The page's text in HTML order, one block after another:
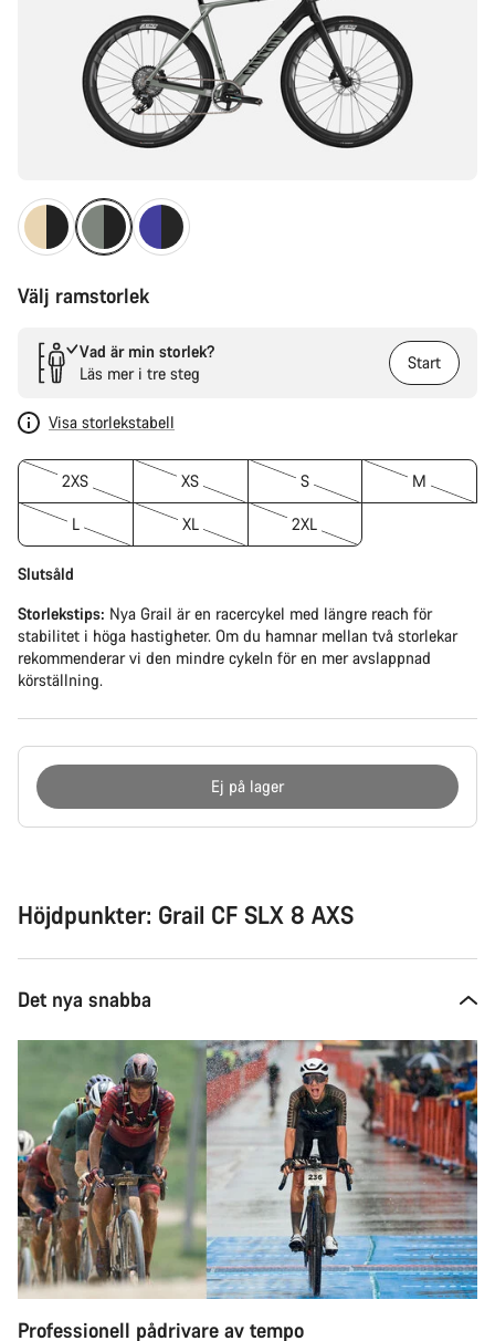
Välj ramstorlek
Vad är min storlek?
Läs mer i tre steg
Start
Visa storlekstabell
2XS XS S M
L XL 2XL
Slutsåld
Storlekstips: Nya Grail är en racercykel med längre reach för
stabilitet i höga hastigheter. Om du hamnar mellan två storlekar
rekommenderar vi den mindre cykeln för en mer avslappnad
körställning.
Ej på lager
Höjdpunkter: Grail CF SLX 8 AXS
Det nya snabba
Professionell pådrivare av tempo